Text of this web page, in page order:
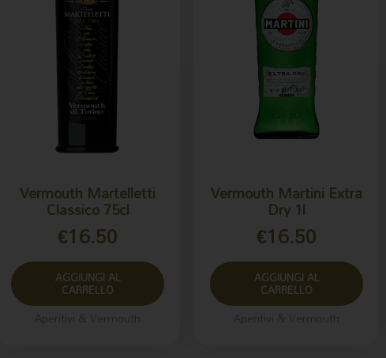
Vermouth Martelletti
Classico 75cl
€16.50
AGGIUNGI AL
CARRELLO
Vermouth Martini Extra
Dry 1l
€16.50
AGGIUNGI AL
CARRELLO